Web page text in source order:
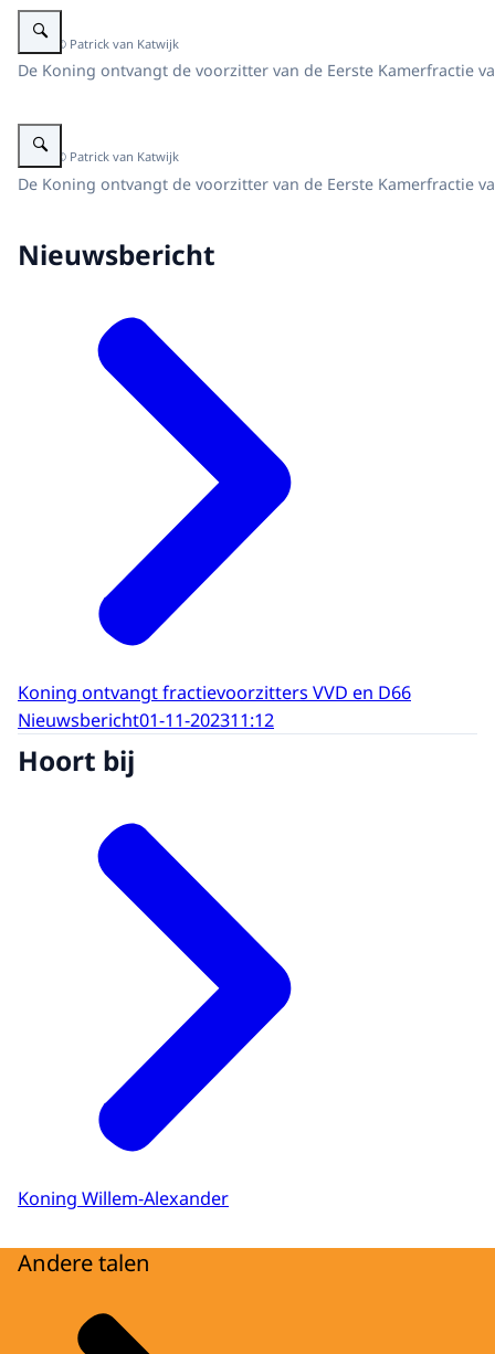
Vergroot afbeelding Koning Willem-Alexander ontvangt Edith Schippers
Beeld: © Patrick van Katwijk
De Koning ontvangt de voorzitter van de Eerste Kamerfractie
Vergroot afbeelding Koning Willem-Alexander ontvangt Paul van Meenen
Beeld: © Patrick van Katwijk
De Koning ontvangt de voorzitter van de Eerste Kamerfractie
Nieuwsbericht
Koning ontvangt fractievoorzitters VVD en D66
Nieuwsbericht01-11-202311:12
Hoort bij
Koning Willem-Alexander
Andere talen